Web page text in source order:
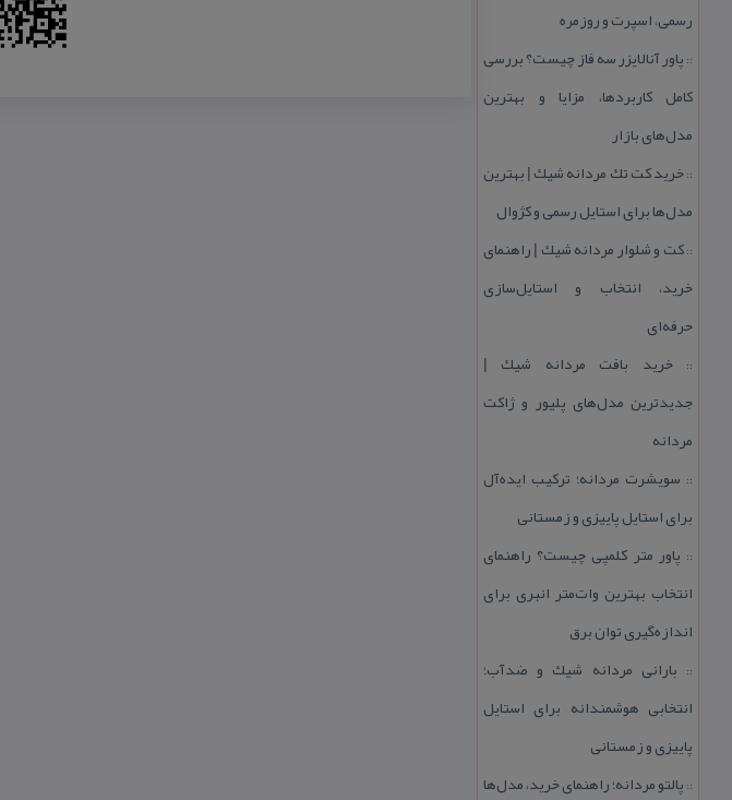
رسمی، اسپرت و روزمره
:: پاور آنالایزر سه فاز چیست؟ بررسی
كامل كاربردها، مزایا و بهترین
مدل‌های بازار
::خرید كت تك مردانه شیك | بهترین
مدل‌ها برای استایل رسمی و كژوال
::كت و شلوار مردانه شیك | راهنمای
خرید، انتخاب و استایل‌سازی
حرفه‌ای
::خرید بافت مردانه شیك |
جدیدترین مدل‌های پلیور و ژاكت
مردانه
:: سویشرت مردانه؛ تركیب ایده‌آل
برای استایل پاییزی و زمستانی
:: پاور متر كلمپی چیست؟ راهنمای
انتخاب بهترین وات‌متر انبری برای
اندازه‌گیری توان برق
:: بارانی مردانه شیك و ضدآب؛
انتخابی هوشمندانه برای استایل
پاییزی و زمستانی
:: پالتو مردانه؛ راهنمای خرید، مدل‌ها